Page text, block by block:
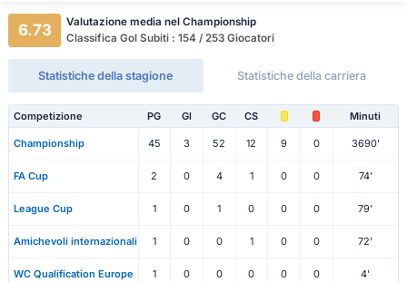
6.73
Valutazione media nel Championship
Classifica Gol Subiti : 154 / 253 Giocatori
Statistiche della stagione Statistiche della carriera
Competizione PG Gl GC CS Minuti
Championship 45 3 52 12 9 0 3690'
FA Cup 2 0 4 1 0 0 74'
League Cup 1 0 1 0 0 0 79'
Amichevoli internazionali 1 0 0 1 0 0 72'
WC Qualification Europe 1 0 0 0 0 0 4'